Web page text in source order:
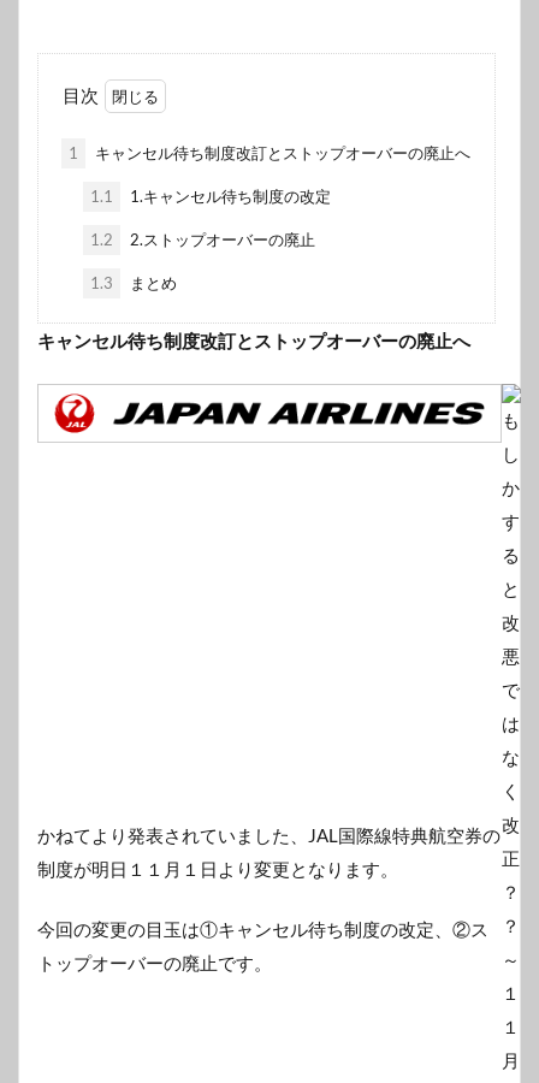
目次
1 キャンセル待ち制度改訂とストップオーバーの廃止へ
1.1 1.キャンセル待ち制度の改定
1.2 2.ストップオーバーの廃止
1.3 まとめ
キャンセル待ち制度改訂とストップオーバーの廃止へ
かねてより発表されていました、JAL国際線特典航空券の
制度が明日１１月１日より変更となります。
今回の変更の目玉は①キャンセル待ち制度の改定、②ス
トップオーバーの廃止です。